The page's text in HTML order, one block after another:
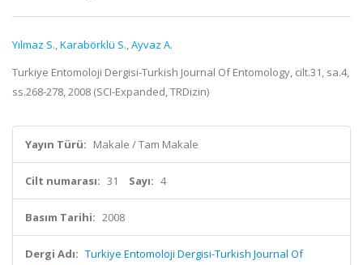
Yılmaz S.,Karabörklü S.,Ayvaz A.
Turkiye Entomoloji Dergisi-Turkish Journal Of Entomology, cilt.31, sa.4,
ss.268-278, 2008 (SCI-Expanded, TRDizin)
Yayın Türü: Makale / Tam Makale
Cilt numarası: 31 Sayı: 4
Basım Tarihi: 2008
Dergi Adı: Turkiye Entomoloji Dergisi-Turkish Journal Of